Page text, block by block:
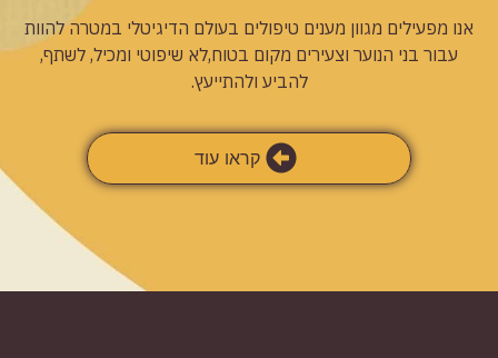
אנו מפעילים מגוון מענים טיפולים בעולם הדיגיטלי במטרה להוות
עבור בני הנוער וצעירים מקום בטוח,לא שיפוטי ומכיל, לשתף,
להביע ולהתייעץ.
קראו עוד